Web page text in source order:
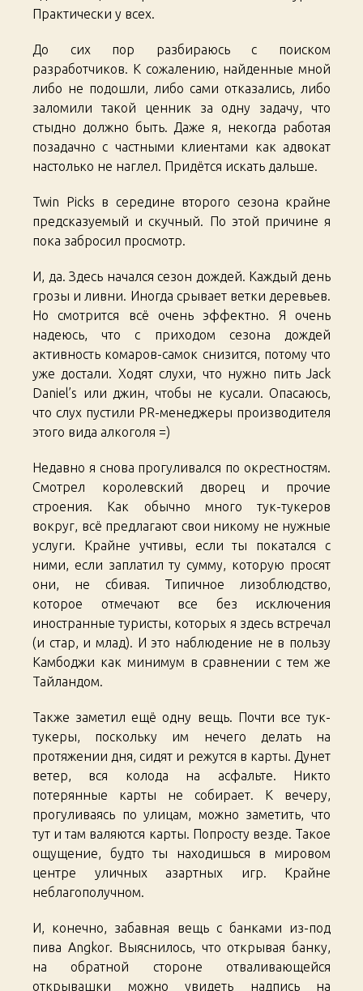
Практически у всех.
До сих пор разбираюсь с поиском
разработчиков. К сожалению, найденные мной
либо не подошли, либо сами отказались, либо
заломили такой ценник за одну задачу, что
стыдно должно быть. Даже я, некогда работая
позадачно с частными клиентами как адвокат
настолько не наглел. Придётся искать дальше.
Twin Picks в середине второго сезона крайне
предсказуемый и скучный. По этой причине я
пока забросил просмотр.
И, да. Здесь начался сезон дождей. Каждый день
грозы и ливни. Иногда срывает ветки деревьев.
Но смотрится всё очень эффектно. Я очень
надеюсь, что с приходом сезона дождей
активность комаров-самок снизится, потому что
уже достали. Ходят слухи, что нужно пить Jack
Daniel’s или джин, чтобы не кусали. Опасаюсь,
что слух пустили PR-менеджеры производителя
этого вида алкоголя =)
Недавно я снова прогуливался по окрестностям.
Смотрел королевский дворец и прочие
строения. Как обычно много тук-тукеров
вокруг, всё предлагают свои никому не нужные
услуги. Крайне учтивы, если ты покатался с
ними, если заплатил ту сумму, которую просят
они, не сбивая. Типичное лизоблюдство,
которое отмечают все без исключения
иностранные туристы, которых я здесь встречал
(и стар, и млад). И это наблюдение не в пользу
Камбоджи как минимум в сравнении с тем же
Тайландом.
Также заметил ещё одну вещь. Почти все тук-
тукеры, поскольку им нечего делать на
протяжении дня, сидят и режутся в карты. Дунет
ветер, вся колода на асфальте. Никто
потерянные карты не собирает. К вечеру,
прогуливаясь по улицам, можно заметить, что
тут и там валяются карты. Попросту везде. Такое
ощущение, будто ты находишься в мировом
центре уличных азартных игр. Крайне
неблагополучном.
И, конечно, забавная вещь с банками из-под
пива Angkor. Выяснилось, что открывая банку,
на обратной стороне отваливающейся
открывашки можно увидеть надпись на